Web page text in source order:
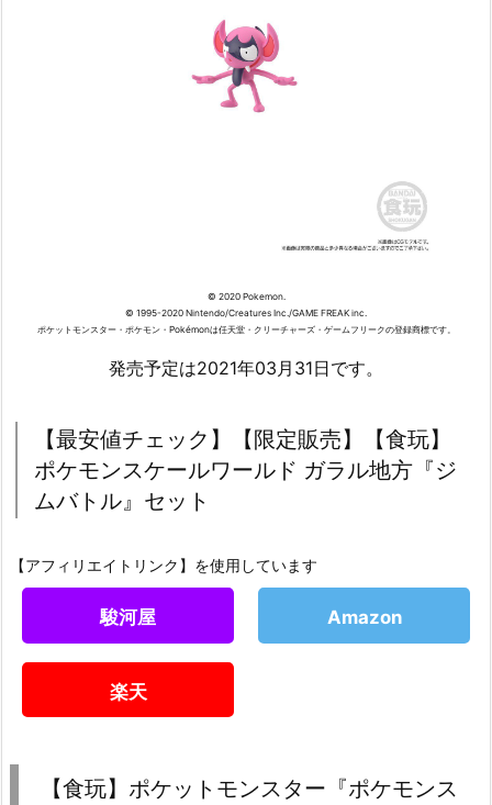
© 2020 Pokemon.
© 1995-2020 Nintendo/Creatures Inc./GAME FREAK inc.
ポケットモンスター・ポケモン・Pokémonは任天堂・クリーチャーズ・ゲームフリークの登録商標です。
発売予定は2021年03月31日です。
【最安値チェック】【限定販売】【食玩】
ポケモンスケールワールド ガラル地方『ジ
ムバトル』セット
【アフィリエイトリンク】を使用しています
駿河屋 Amazon
楽天
【食玩】ポケットモンスター『ポケモンス